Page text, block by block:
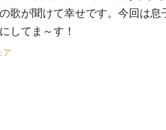
歌が聞けて幸せです。今回は息
してま～す！
ア